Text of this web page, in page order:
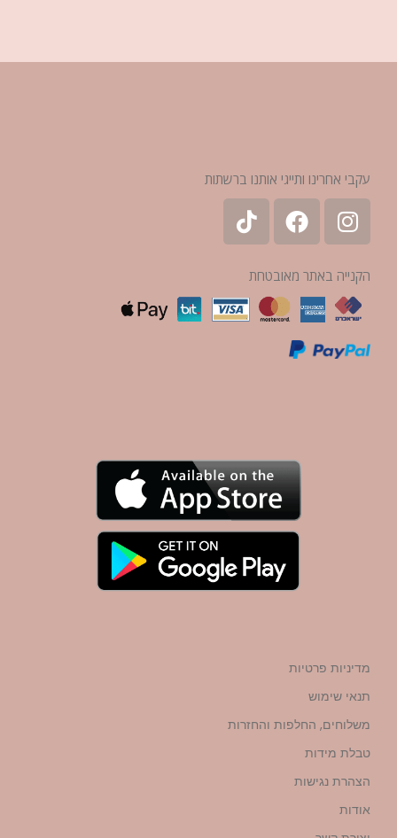
עקבי אחרינו ותייגי אותנו ברשתות
הקנייה באתר מאובטחת
מדיניות פרטיות
תנאי שימוש
משלוחים, החלפות והחזרות
טבלת מידות
הצהרת נגישות
אודות